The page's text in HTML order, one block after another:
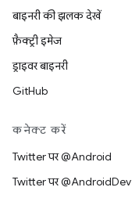
बाइनरी की झलक देखें
फ़ैक्ट्री इमेज
ड्राइवर बाइनरी
GitHub
कनेक्ट करें
Twitter पर @Android
Twitter पर @AndroidDev